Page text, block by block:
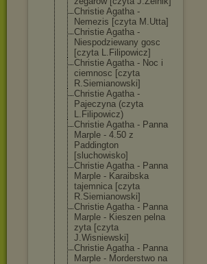
Christie Agatha -
Nemezis [czyta M.Utta]
Christie Agatha -
Niespodziewany gosc
[czyta L.Filipowicz]
Christie Agatha - Noc i
ciemnosc [czyta
R.Siemianowski]
Christie Agatha -
Pajeczyna (czyta
L.Filipowicz)
Christie Agatha - Panna
Marple - 4.50 z
Paddington
[sluchowisko]
Christie Agatha - Panna
Marple - Karaibska
tajemnica [czyta
R.Siemianowski]
Christie Agatha - Panna
Marple - Kieszen pelna
zyta [czyta
J.Wisniewski]
Christie Agatha - Panna
Marple - Morderstwo na